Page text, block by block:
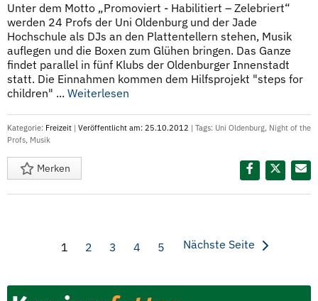
Unter dem Motto „Promoviert - Habilitiert – Zelebriert“
werden 24 Profs der Uni Oldenburg und der Jade
Hochschule als DJs an den Plattentellern stehen, Musik
auflegen und die Boxen zum Glühen bringen. Das Ganze
findet parallel in fünf Klubs der Oldenburger Innenstadt
statt. Die Einnahmen kommen dem Hilfsprojekt "steps for
children" ... Weiterlesen
Kategorie: Freizeit | Veröffentlicht am: 25.10.2012 | Tags: Uni Oldenburg, Night of the
Profs, Musik
Merken
1 2 3 4 5 Nächste Seite